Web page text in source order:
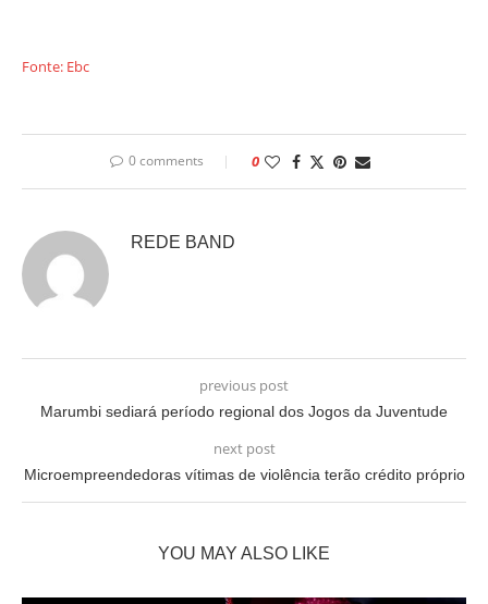
Fonte: Ebc
0 comments 0
REDE BAND
previous post
Marumbi sediará período regional dos Jogos da Juventude
next post
Microempreendedoras vítimas de violência terão crédito próprio
YOU MAY ALSO LIKE